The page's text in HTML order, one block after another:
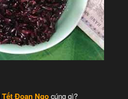
Tết Đoan Ngọcúng gì?